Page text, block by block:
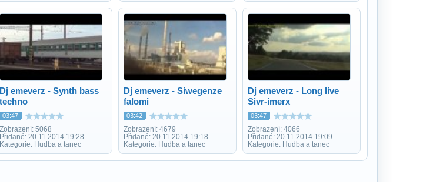
Dj emeverz - Synth bass
techno
03:47
Zobrazení: 5068
Přidané: 20.11.2014 19:28
Kategorie: Hudba a tanec
Dj emeverz - Siwegenze
falomi
03:42
Zobrazení: 4679
Přidané: 20.11.2014 19:18
Kategorie: Hudba a tanec
Dj emeverz - Long live
Sivr-imerx
03:47
Zobrazení: 4066
Přidané: 20.11.2014 19:09
Kategorie: Hudba a tanec